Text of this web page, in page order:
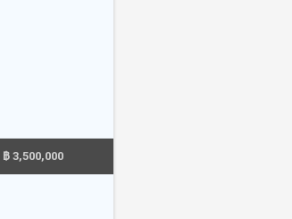
฿ 3,500,000